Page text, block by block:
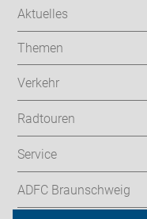
Aktuelles
Themen
Verkehr
Radtouren
Service
ADFC Braunschweig